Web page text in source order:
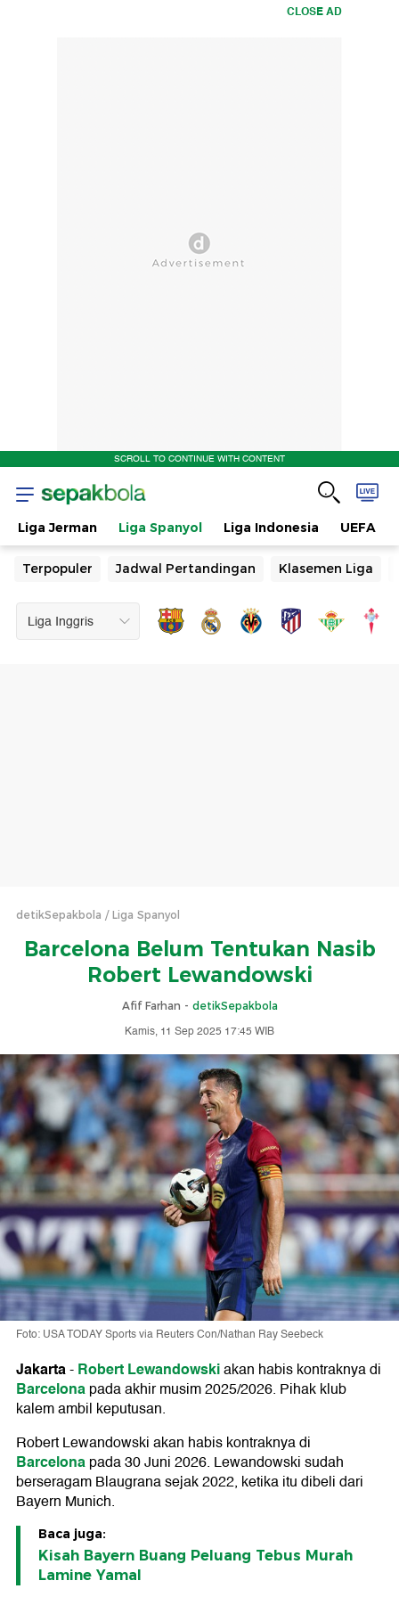
CLOSE AD
SCROLL TO CONTINUE WITH CONTENT
Liga Jerman Liga Spanyol Liga Indonesia UEFA
Terpopuler Jadwal Pertandingan Klasemen Liga
detikSepakbola Liga Spanyol
Barcelona Belum Tentukan Nasib
Robert Lewandowski
Afif Farhan - detikSepakbola
Kamis, 11 Sep 2025 17:45 WIB
Foto: USA TODAY Sports via Reuters Con/Nathan Ray Seebeck
Jakarta-Robert Lewandowskiakan habis kontraknya di
Barcelonapada akhir musim 2025/2026. Pihak klub
kalem ambil keputusan.
Robert Lewandowski akan habis kontraknya di
Barcelonapada 30 Juni 2026. Lewandowski sudah
berseragam Blaugrana sejak 2022, ketika itu dibeli dari
Bayern Munich.
Baca juga:
Kisah Bayern Buang Peluang Tebus Murah
Lamine Yamal